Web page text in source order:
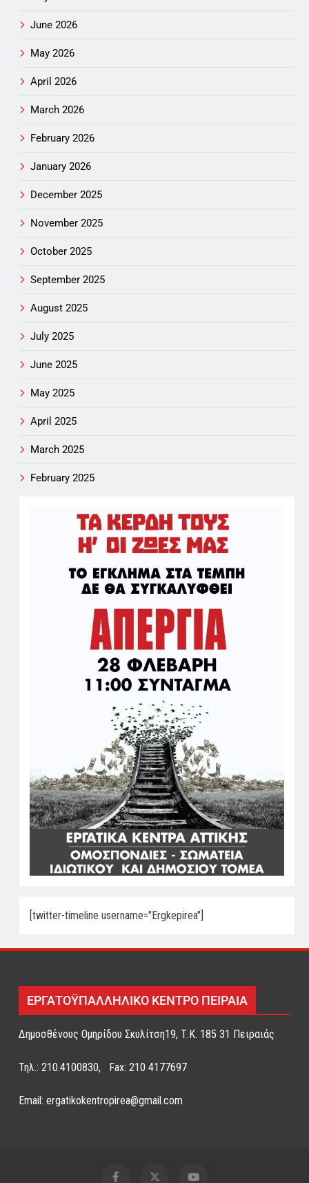
June 2026
May 2026
April 2026
March 2026
February 2026
January 2026
December 2025
November 2025
October 2025
September 2025
August 2025
July 2025
June 2025
May 2025
April 2025
March 2025
February 2025
[twitter-timeline username="Ergkepirea"]
ΕΡΓΑΤΟΫΠΑΛΛΗΛΙΚΟ ΚΕΝΤΡΟ ΠΕΙΡΑΙΑ
Δημοσθένους Ομηρίδου Σκυλίτση19, Τ.Κ. 185 31 Πειραιάς
Τηλ.: 210.4100830, Fax: 210 4177697
Email: ergatikokentropirea@gmail.com